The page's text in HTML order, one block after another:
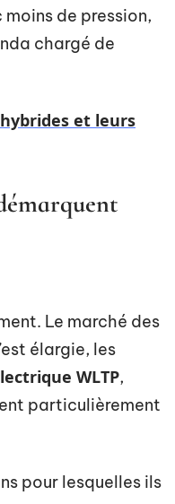
de pression,
chargé de
et leurs
Le marché des
élargie, les
WLTP,
particulièrement
pour lesquelles ils